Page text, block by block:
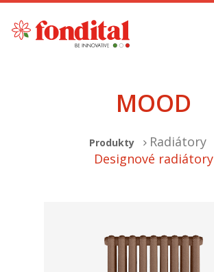
MOOD
Produkty
Radiátory
Designové radiátory